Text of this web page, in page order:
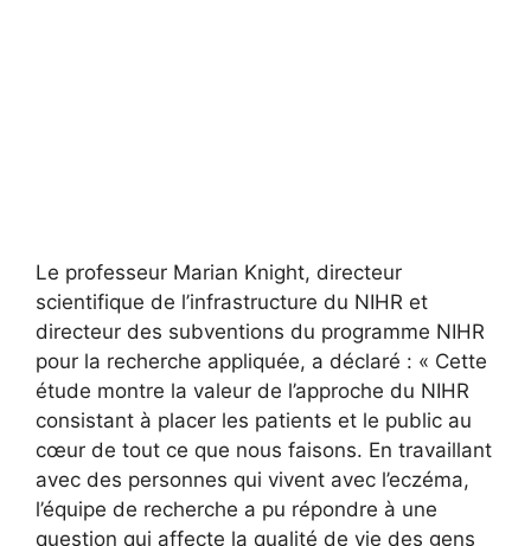
Le professeur Marian Knight, directeur
scientifique de l’infrastructure du NIHR et
directeur des subventions du programme NIHR
pour la recherche appliquée, a déclaré : « Cette
étude montre la valeur de l’approche du NIHR
consistant à placer les patients et le public au
cœur de tout ce que nous faisons. En travaillant
avec des personnes qui vivent avec l’eczéma,
l’équipe de recherche a pu répondre à une
question qui affecte la qualité de vie des gens